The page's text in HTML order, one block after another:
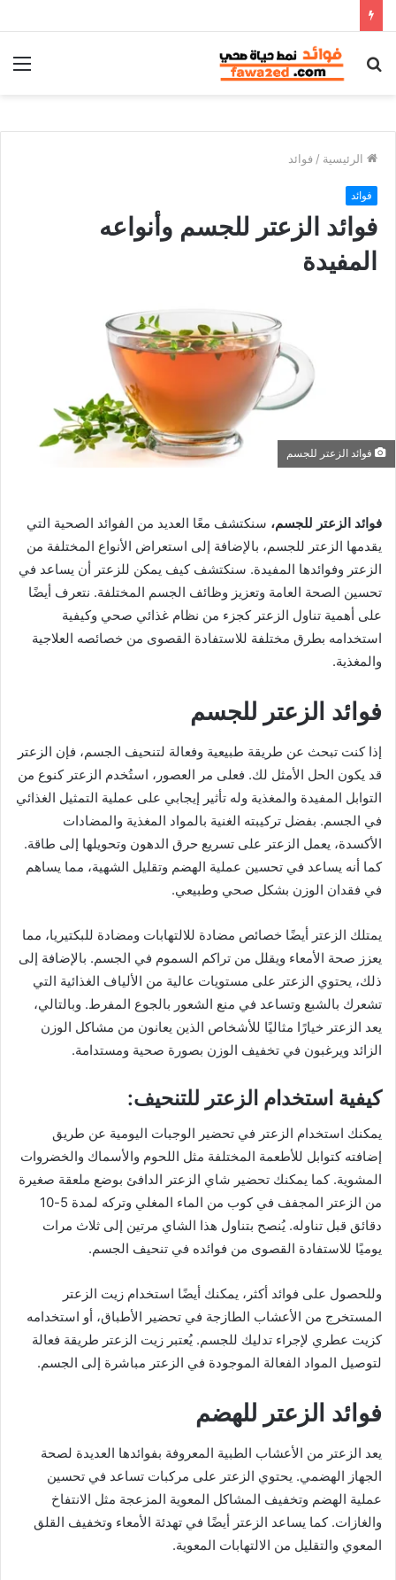
بحث
الرئيسية / فوائد
فوائد
فوائد الزعتر للجسم وأنواعه
المفيدة
فوائد الزعتر للجسم
فوائد الزعتر للجسم، سنكتشف معًا العديد من الفوائد الصحية التي
يقدمها الزعتر للجسم، بالإضافة إلى استعراض الأنواع المختلفة من
الزعتر وفوائدها المفيدة. سنكتشف كيف يمكن للزعتر أن يساعد في
تحسين الصحة العامة وتعزيز وظائف الجسم المختلفة. نتعرف أيضًا
على أهمية تناول الزعتر كجزء من نظام غذائي صحي وكيفية
استخدامه بطرق مختلفة للاستفادة القصوى من خصائصه العلاجية
والمغذية.
فوائد الزعتر للجسم
إذا كنت تبحث عن طريقة طبيعية وفعالة لتنحيف الجسم، فإن الزعتر
قد يكون الحل الأمثل لك. فعلى مر العصور، استُخدم الزعتر كنوع من
التوابل المفيدة والمغذية وله تأثير إيجابي على عملية التمثيل الغذائي
في الجسم. بفضل تركيبته الغنية بالمواد المغذية والمضادات
الأكسدة، يعمل الزعتر على تسريع حرق الدهون وتحويلها إلى طاقة.
كما أنه يساعد في تحسين عملية الهضم وتقليل الشهية، مما يساهم
في فقدان الوزن بشكل صحي وطبيعي.
يمتلك الزعتر أيضًا خصائص مضادة للالتهابات ومضادة للبكتيريا، مما
يعزز صحة الأمعاء ويقلل من تراكم السموم في الجسم. بالإضافة إلى
ذلك، يحتوي الزعتر على مستويات عالية من الألياف الغذائية التي
تشعرك بالشبع وتساعد في منع الشعور بالجوع المفرط. وبالتالي،
يعد الزعتر خيارًا مثاليًا للأشخاص الذين يعانون من مشاكل الوزن
الزائد ويرغبون في تخفيف الوزن بصورة صحية ومستدامة.
كيفية استخدام الزعتر للتنحيف:
يمكنك استخدام الزعتر في تحضير الوجبات اليومية عن طريق
إضافته كتوابل للأطعمة المختلفة مثل اللحوم والأسماك والخضروات
المشوية. كما يمكنك تحضير شاي الزعتر الدافئ بوضع ملعقة صغيرة
من الزعتر المجفف في كوب من الماء المغلي وتركه لمدة 5-10
دقائق قبل تناوله. يُنصح بتناول هذا الشاي مرتين إلى ثلاث مرات
يوميًا للاستفادة القصوى من فوائده في تنحيف الجسم.
وللحصول على فوائد أكثر، يمكنك أيضًا استخدام زيت الزعتر
المستخرج من الأعشاب الطازجة في تحضير الأطباق، أو استخدامه
كزيت عطري لإجراء تدليك للجسم. يُعتبر زيت الزعتر طريقة فعالة
لتوصيل المواد الفعالة الموجودة في الزعتر مباشرة إلى الجسم.
فوائد الزعتر للهضم
يعد الزعتر من الأعشاب الطبية المعروفة بفوائدها العديدة لصحة
الجهاز الهضمي. يحتوي الزعتر على مركبات تساعد في تحسين
عملية الهضم وتخفيف المشاكل المعوية المزعجة مثل الانتفاخ
والغازات. كما يساعد الزعتر أيضًا في تهدئة الأمعاء وتخفيف القلق
المعوي والتقليل من الالتهابات المعوية.